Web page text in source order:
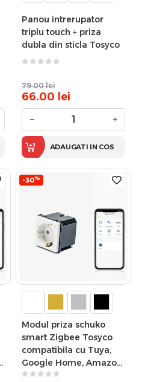
Panou intrerupator
triplu touch + priza
dubla din sticla Tosyco
79.00 lei
66.00 lei
− +
ADAUGATI IN COS
-30%
Modul priza schuko
smart Zigbee Tosyco
compatibila cu Tuya,
Google Home, Amazon
Alexa